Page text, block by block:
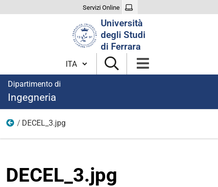
Servizi Online
Università
degli Studi
di Ferrara
Cambia lingua
Dipartimento di
Ingegneria
Immagini notizie
DECEL_3.jpg
DECEL_3.jpg